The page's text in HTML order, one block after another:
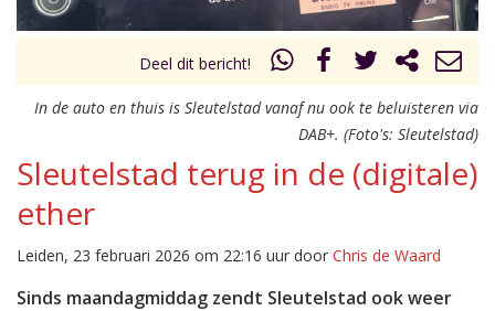
Deel dit bericht!
In de auto en thuis is Sleutelstad vanaf nu ook te beluisteren via
DAB+. (Foto's: Sleutelstad)
Sleutelstad terug in de (digitale)
ether
Leiden, 23 februari 2026 om 22:16 uur door Chris de Waard
Sinds maandagmiddag zendt Sleutelstad ook weer